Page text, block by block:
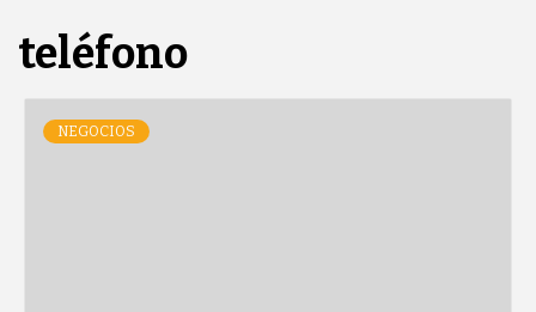
teléfono
NEGOCIOS